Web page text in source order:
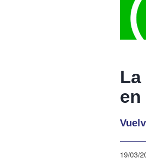
en
19/03/